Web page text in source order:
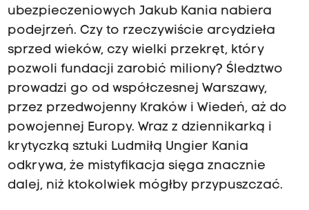
ubezpieczeniowych Jakub Kania nabiera
podejrzeń. Czy to rzeczywiście arcydzieła
sprzed wieków, czy wielki przekręt, który
pozwoli fundacji zarobić miliony? Śledztwo
prowadzi go od współczesnej Warszawy,
przez przedwojenny Kraków i Wiedeń, aż do
powojennej Europy. Wraz z dziennikarką i
krytyczką sztuki Ludmiłą Ungier Kania
odkrywa, że mistyfikacja sięga znacznie
dalej, niż ktokolwiek mógłby przypuszczać.